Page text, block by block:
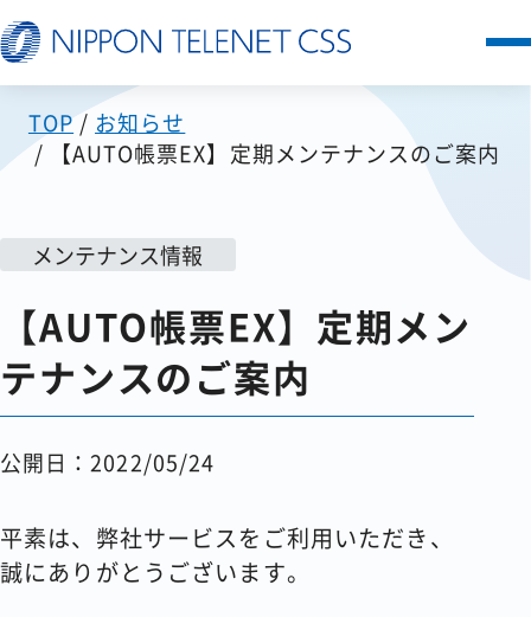
サービス一覧
お客様の声
セミナー
FAQ
コラム
TOP
お知らせ
【AUTO帳票EX】定期メンテナンスのご案内
メンテナンス情報
【AUTO帳票EX】定期メン
テナンスのご案内
公開日：2022/05/24
平素は、弊社サービスをご利用いただき、
誠にありがとうございます。